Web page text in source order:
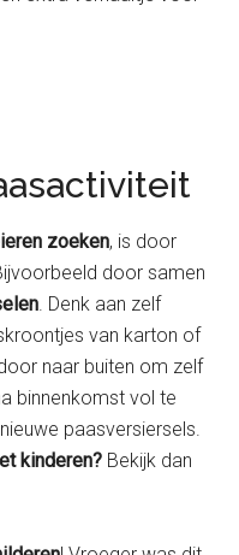
zoeken, is door
door samen
. Denk aan zelf
van karton of
naar buiten om zelf
binnenkomst vol te
paasversiersels.
kinderen? Bekijk dan